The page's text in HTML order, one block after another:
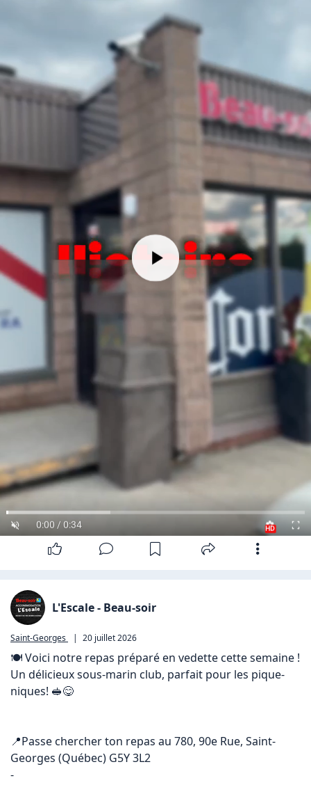
0:00 / 0:34 HD
L'Escale - Beau-soir
Saint-Georges | 20 juillet 2026
🍽️ Voici notre repas préparé en vedette cette semaine !
Un délicieux sous-marin club, parfait pour les pique-
niques! 🥪😋
📍Passe chercher ton repas au 780, 90e Rue, Saint-
Georges (Québec) G5Y 3L2
-